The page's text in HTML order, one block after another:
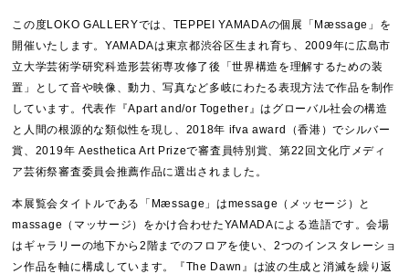
この度LOKO GALLERYでは、TEPPEI YAMADA​​の個展「Mæssage」を
開催いたします。YAMADAは東京都渋谷区生まれ育ち、2009年に広島市
立大学芸術学研究科造形芸術専攻修了後「世界構造を理解するための装
置」として音や映像、動力、写真など多岐にわたる表現方法で作品を制作
しています。代表作『Apart and/or Together』はグローバル社会の構造
と人間の根源的な類似性を現し、2018年 ifva award（香港）でシルバー
賞、2019年 Aesthetica Art Prizeで審査員特別賞、第22回文化庁メディ
ア芸術祭審査委員会推薦作品に選出されました。
本展覧会タイトルである「Mæssage」はmessage（メッセージ）と
massage（マッサージ）をかけ合わせたYAMADAによる造語です。会場
はギャラリーの地下から2階までのフロアを使い、2つのインスタレーショ
ン作品を軸に構成しています。『The Dawn』は波の生成と消滅を繰り返